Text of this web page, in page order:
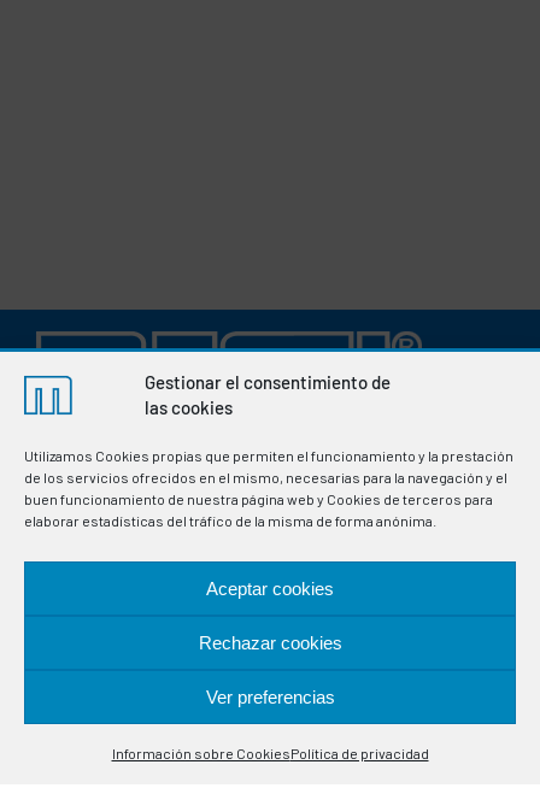
Gestionar el consentimiento de
las cookies
Utilizamos Cookies propias que permiten el funcionamiento y la prestación
de los servicios ofrecidos en el mismo, necesarias para la navegación y el
buen funcionamiento de nuestra página web y Cookies de terceros para
elaborar estadísticas del tráfico de la misma de forma anónima.
Aceptar cookies
Rechazar cookies
Ver preferencias
Información sobre CookiesPolítica de privacidad
Manufacturers of thermostats and electronic
instrumentation for the regulation and control of variables
in industrial processes. Specialists in temperature control
probes.
Alcalá de Guadaira, 9-11
08020 Barcelona
Contáctanos